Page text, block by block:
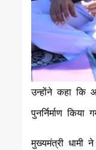
उन्होंने कहा कि
पुनर्निर्माण
मुख्यमंत्री धामी